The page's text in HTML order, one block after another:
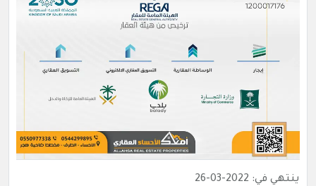
ينتهي في: 2022-03-26